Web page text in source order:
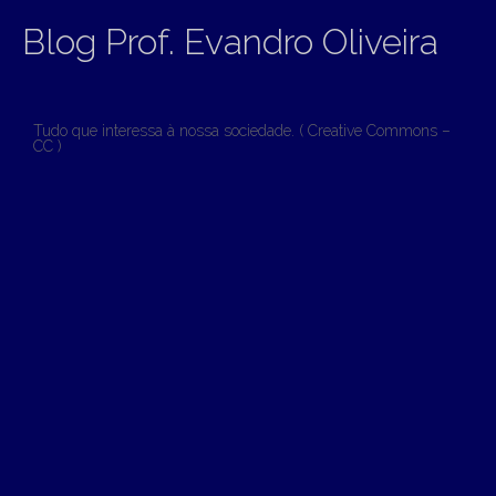
Blog Prof. Evandro Oliveira
Tudo que interessa à nossa sociedade. ( Creative Commons –
CC )